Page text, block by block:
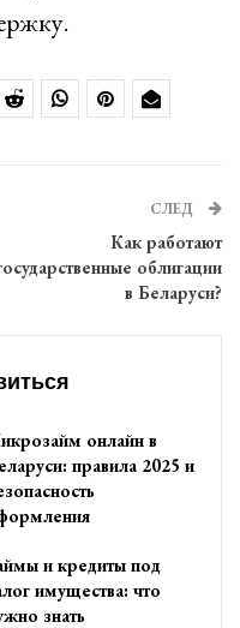
СЛЕД
Как работают
облигации
в Беларуси?
онлайн в
правила 2025 и
и кредиты под
имущества: что
знать